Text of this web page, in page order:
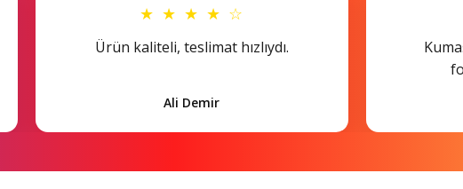
★ ★ ★ ★ ☆
Ürün kaliteli, teslimat hızlıydı.
Ali Demir